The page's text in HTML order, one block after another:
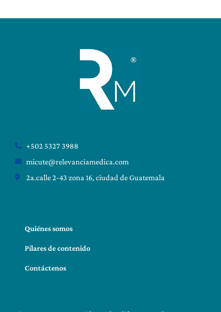
+502 5327 3988
micute@relevanciamedica.com
2a.calle 2-43 zona 16, ciudad de Guatemala
Quiénes somos
Pilares de contenido
Contáctenos